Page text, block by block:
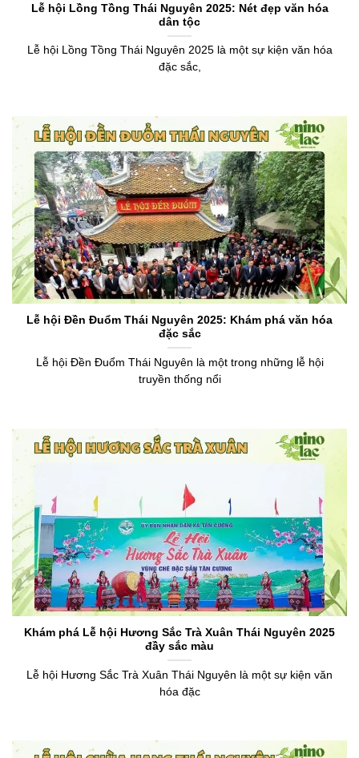
Lễ hội Lồng Tồng Thái Nguyên 2025: Nét đẹp văn hóa
dân tộc
Lễ hội Lồng Tồng Thái Nguyên 2025 là một sự kiện văn hóa
đặc sắc,
Lễ hội Đền Đuổm Thái Nguyên 2025: Khám phá văn hóa
đặc sắc
Lễ hội Đền Đuổm Thái Nguyên là một trong những lễ hội
truyền thống nổi
Khám phá Lễ hội Hương Sắc Trà Xuân Thái Nguyên 2025
đầy sắc màu
Lễ hội Hương Sắc Trà Xuân Thái Nguyên là một sự kiện văn
hóa đặc